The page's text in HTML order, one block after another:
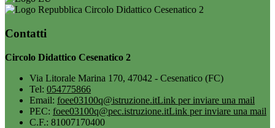
Circolo Didattico Cesenatico 2
Contatti
Circolo Didattico Cesenatico 2
Via Litorale Marina 170, 47042 - Cesenatico (FC)
Tel: 054775866
Email: foee03100q@istruzione.itLink per inviare una mail
PEC: foee03100q@pec.istruzione.itLink per inviare una mail
C.F.: 81007170400